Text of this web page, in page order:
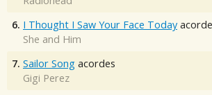
6. I Thought I Saw Your Face Today
She and Him
7. Sailor Song acordes
Gigi Perez